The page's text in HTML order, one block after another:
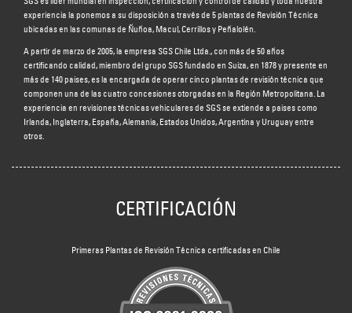
experiencia la ponemos a su disposición a través de 5 plantas de Revisión Técnica
ubicadas en las comunas de Ñuñoa, Macul, Cerrillos y Peñalolén.
A partir de marzo de 2005, la empresa SGS Chile Ltda., con más de 50 años
certificando calidad, miembro del grupo SGS fundado en Suiza, en 1878 y presente en
más de 140 países, es la encargada de operar cinco plantas de revisión técnica que
componen una de las cuatro concesiones otorgadas en la Región Metropolitana. La
experiencia en revisiones técnicas vehiculares de SGS se extiende a países como
Irlanda, Inglaterra, España, Alemania, Estados Unidos, Argentina y Uruguay entre
otros.
CERTIFICACIÓN
Primeras Plantas de Revisión Técnica certificadas en Chile